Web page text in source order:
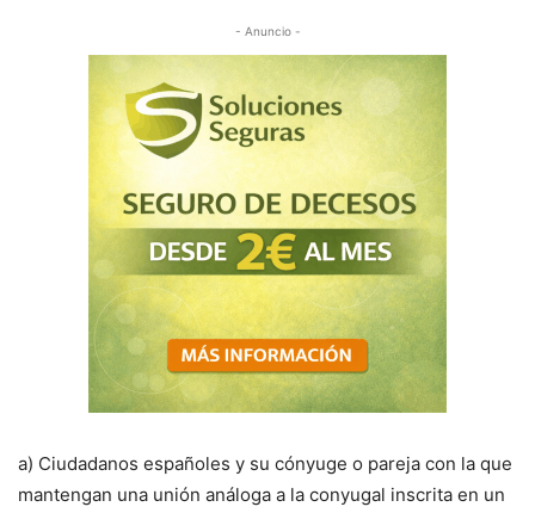
- Anuncio -
a) Ciudadanos españoles y su cónyuge o pareja con la que
mantengan una unión análoga a la conyugal inscrita en un